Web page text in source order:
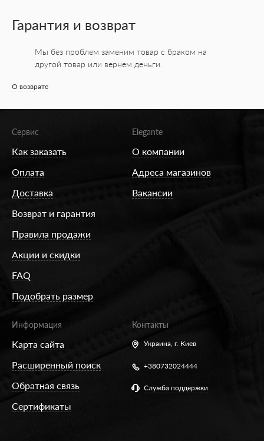
Гарантия и возврат
Мы без проблем заменим товар с браком на
другой товар или вернем деньги.
О возврате
Сервис
Как заказать
Оплата
Доставка
Возврат и гарантия
Правила продажи
Акции и скидки
FAQ
Подобрать размер
Elegante
О компании
Адреса магазинов
Вакансии
Информация
Карта сайта
Расширенный поиск
Обратная связь
Сертификаты
Контакты
Украина, г. Киев
+380732024444
Служба поддержки